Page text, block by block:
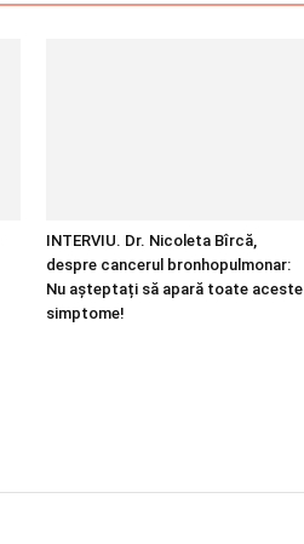
INTERVIU. Dr. Nicoleta Bîrcă,
despre cancerul bronhopulmonar:
Nu așteptați să apară toate aceste
simptome!